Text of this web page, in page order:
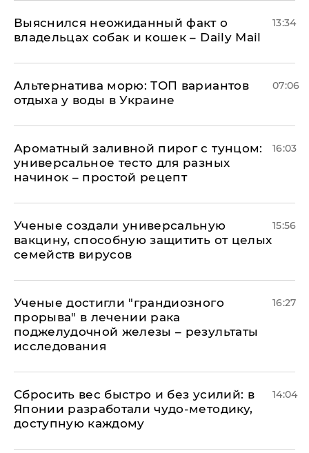
Выяснился неожиданный факт о
владельцах собак и кошек – Daily Mail
13:34
Альтернатива морю: ТОП вариантов
отдыха у воды в Украине
07:06
Ароматный заливной пирог с тунцом:
универсальное тесто для разных
начинок – простой рецепт
16:03
Ученые создали универсальную
вакцину, способную защитить от целых
семейств вирусов
15:56
Ученые достигли "грандиозного
прорыва" в лечении рака
поджелудочной железы – результаты
исследования
16:27
Сбросить вес быстро и без усилий: в
Японии разработали чудо-методику,
доступную каждому
14:04